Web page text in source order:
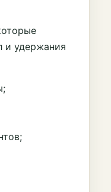
и удержания